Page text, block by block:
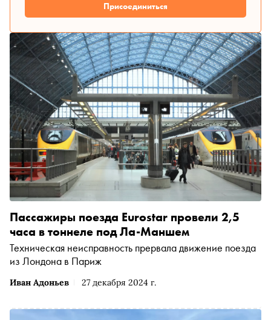
Присоединиться
Иван Адоньев 27 декабря 2024 г.
Пассажиры поезда Eurostar провели 2,5
часа в тоннеле под Ла-Маншем
Техническая неисправность прервала движение поезда
из Лондона в Париж